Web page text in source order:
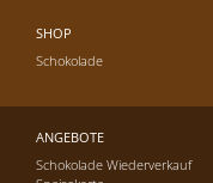
SHOP
Schokolade
ANGEBOTE
Schokolade Wiederverkauf